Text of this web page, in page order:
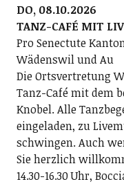
DO, 08.10.2026
TANZ-CAFÉ MIT
Pro Senectute
Wädenswil und Au
Die Ortsvertretung
Tanz-Café mit dem
Knobel. Alle
eingeladen, zu
schwingen. Auch
Sie herzlich
14.30-16.30 Uhr,